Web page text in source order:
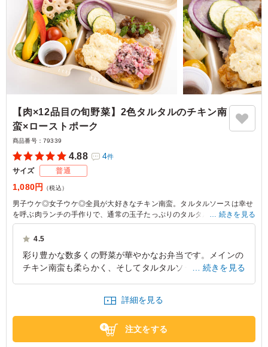
【肉×12品目の旬野菜】2色タルタルのチキン南
蛮×ローストポーク
商品番号： 79339
4.88 4件
サイズ 普通
1,080円 （税込）
男子ウケ◎女子ウケ◎全員が大好きなチキン南蛮。タルタルソースは幸せ
を呼ぶ肉ランチの手作りで、通常の玉子たっぷりのタルタルと、さわやか
な酸味の柴漬けタルタルの2種類をお楽しみいただけます。おいしいお肉
と新鮮な野菜を当店でお召し上がりください。
※野菜は時期によって変わる場合がございます。
※ご飯の種類を下記プルダウンよりお選びください。
続きを見る
4.5
彩り豊かな数多くの野菜が華やかなお弁当です。メインの
チキン南蛮も柔らかく、そしてタルタルソースも２色とい
東京都文京区本郷2026/08/02
続きを見る
詳細を見る
注文をする